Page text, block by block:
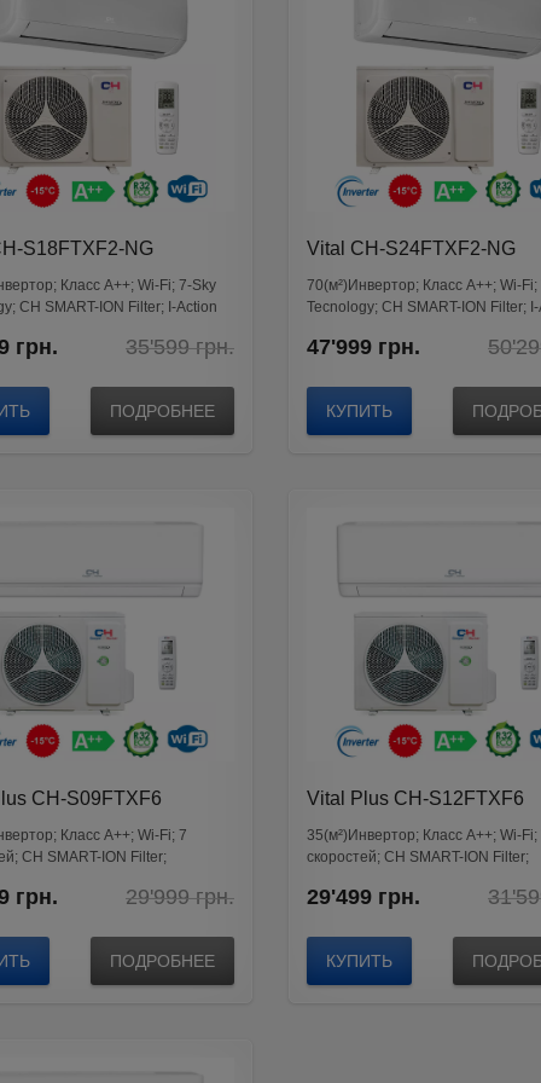
S18FTXF2-NG
Класс А++; Wi-Fi; 7-Sky
CH SMART-ION Filter; I-Action
35'599грн.Original
was:
грн..
грн.
Current
is:
грн..
ПОДРОБНЕЕ
Vital CH-S24FTXF2-NG
70(м²)Инвертор; Класс А++; Wi-Fi;
Tecnology; CH SMART-ION Filter;
47'999 грн.
КУПИТЬ
CH-S09FTXF6
Класс А++; Wi-Fi; 7
CH SMART-ION Filter;
29'999грн.Original
was:
грн..
грн.
Current
is:
грн..
ПОДРОБНЕЕ
Vital Plus CH-S12FTXF6
35(м²)Инвертор; Класс А++; Wi-Fi;
скоростей; CH SMART-ION Filter;
29'499 грн.
КУПИТЬ